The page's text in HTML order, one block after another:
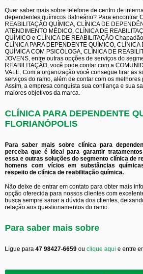
Quer saber mais sobre telefone de centro de
dependentes químicos Balneário? Para encontrar
REABILITAÇÃO QUÍMICA, CLÍNICA DE
ATENDIMENTO MÉDICO, CLÍNICA DE
QUÍMICO e CLÍNICA DE REABILITAÇÃO
CLÍNICA PARA DEPENDENTE QUÍMICO, CLÍNICA
QUÍMICA COM PSICÓLOGA, CLÍNICA DE
JOVENS, entre outras opções de serviços do
REABILITAÇÃO, você pode contar com a
VALE. Com a organização você consegue tirar as
serviços do ramo, além de contar com os
Assim, a empresa conquista sua confiança e sua
maiores objetivos da marca.
CLÍNICA PARA DEPENDENTE
FLORIANÓPOLIS
Para saber mais sobre clínica para
perceba que é ideal para garantir
essa e outras soluções do segmento clínica de
homens com vícios em substâncias
respeito de clínica de reabilitação química.
Não deixe de entrar em contato para obter mais
opção oferecida para nossos clientes com
busca sempre sanar a dúvida dos clientes,
relação aos questionamentos do ramo.
Para saber mais sobre
Ligue para 47 98427-6659 ou clique aqui e entre